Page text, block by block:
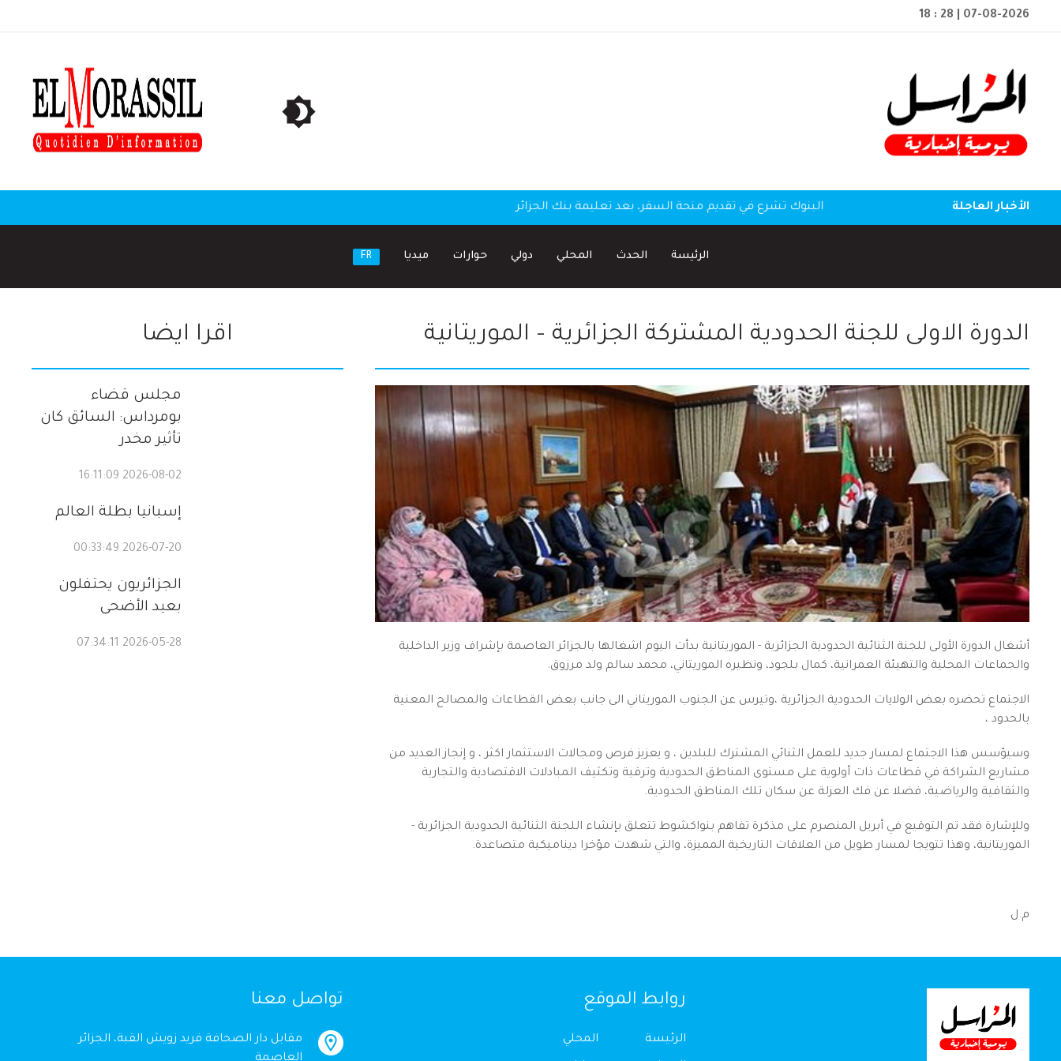
18 : 28 | 07-08-2026
الأخبار العاجلة البنوك تشرع في تقديم منحة السفر، بعد تعليمة بنك الجزائر
الرئيسة الحدث المحلي دولي حوارات ميديا FR
الدورة الاولى للجنة الحدودية المشتركة الجزائرية – الموريتانية
أشغال الدورة الأولى للجنة الثنائية الحدودية الجزائرية - الموريتانية بدأت اليوم اشغالها بالجزائر العاصمة بإشراف وزير الداخلية
والجماعات المحلية والتهيئة العمرانية، كمال بلجود، ونظيره الموريتاني، محمد سالم ولد مرزوق.
الاجتماع تحضره بعض الولايات الحدودية الجزائرية ،وتيرس عن الجنوب الموريتاني الى جانب بعض القطاعات والمصالح المعنية
بالحدود ،
وسيؤسس هذا الاجتماع لمسار جديد للعمل الثنائي المشترك للبلدين ، و يعزيز فرص ومجالات الاستثمار اكثر ، و إنجاز العديد من
مشاريع الشراكة في قطاعات ذات أولوية على مستوى المناطق الحدودية وترقية وتكثيف المبادلات الاقتصادية والتجارية
والثقافية والرياضية، فضلا عن فك العزلة عن سكان تلك المناطق الحدودية.
وللإشارة فقد تم التوقيع في أبريل المنصرم على مذكرة تفاهم بنواكشوط تتعلق بإنشاء اللجنة الثنائية الحدودية الجزائرية -
الموريتانية، وهذا تتويجا لمسار طويل من العلاقات التاريخية المميزة، والتي شهدت مؤخرا ديناميكية متصاعدة.
م.ل
اقرا ايضا
مجلس قضاء
بومرداس: السائق كان
تأثير مخدر
2026-08-02 16:11:09
إسبانيا بطلة العالم
2026-07-20 00:33:49
الجزائريون يحتفلون
بعيد الأضحى
2026-05-28 07:34:11
روابط الموقع
الرئيسة المحلي
تواصل معنا
مقابل دار الصحافة فريد زويش القبة، الجزائر